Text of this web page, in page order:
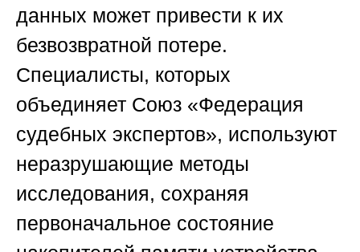
данных может привести к их
безвозвратной потере.
Специалисты, которых
объединяет Союз «Федерация
судебных экспертов», используют
неразрушающие методы
исследования, сохраняя
первоначальное состояние